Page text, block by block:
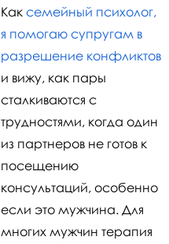
Как семейный психолог,
я помогаю супругам в
разрешение конфликтов
и вижу, как пары
сталкиваются с
трудностями, когда один
из партнеров не готов к
посещению
консультаций, особенно
если это мужчина. Для
многих мужчин терапия